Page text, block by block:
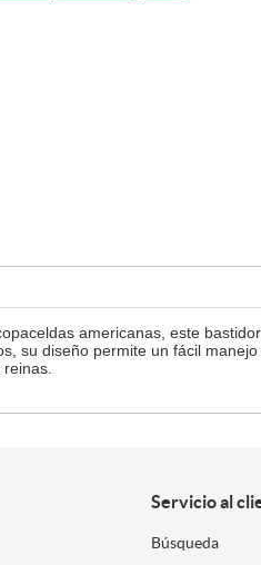
americanas, este
su diseño permite un fácil
Servicio al
Búsqueda